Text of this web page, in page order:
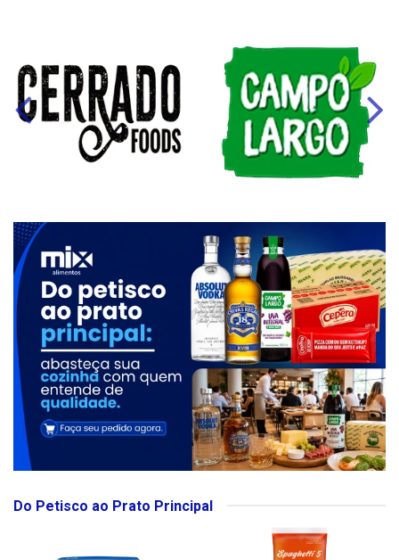
Do Petisco ao Prato Principal